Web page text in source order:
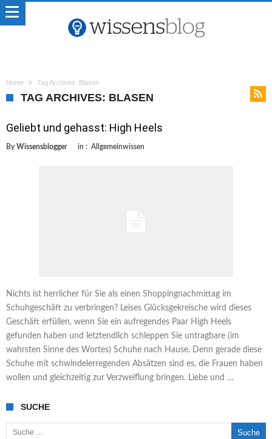
Home Tag Archives: Blasen
TAG ARCHIVES: BLASEN
Geliebt und gehasst: High Heels
By Wissensblogger in : Allgemeinwissen
Nichts ist herrlicher für Sie als einen Shoppingnachmittag im
Schuhgeschäft zu verbringen? Leises Glücksgekreische wird dieses
Geschäft erfüllen, wenn Sie ein aufregendes Paar High Heels
gefunden haben und letztendlich schleppen Sie untragbare (im
wahrsten Sinne des Wortes) Schuhe nach Hause. Denn gerade diese
Schuhe mit schwindelerregenden Absätzen sind es, die Frauen haben
wollen und gleichzeitig zur Verzweiflung bringen. Liebe und …
SUCHE
Suche nach: